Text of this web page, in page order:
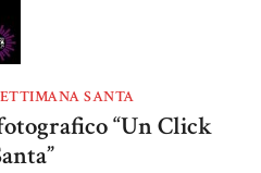
SANTA
“Un Click